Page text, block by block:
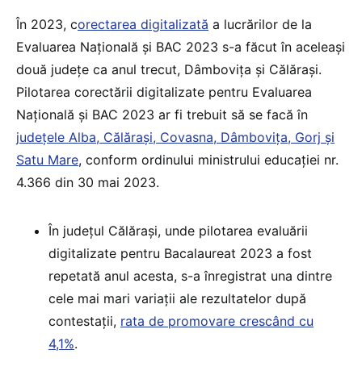
În 2023, corectarea digitalizată a lucrărilor de la
Evaluarea Națională și BAC 2023 s-a făcut în aceleași
două județe ca anul trecut, Dâmbovița și Călărași.
Pilotarea corectării digitalizate pentru Evaluarea
Națională și BAC 2023 ar fi trebuit să se facă în
județele Alba, Călărași, Covasna, Dâmbovița, Gorj și
Satu Mare, conform ordinului ministrului educației nr.
4.366 din 30 mai 2023.
În județul Călărași, unde pilotarea evaluării
digitalizate pentru Bacalaureat 2023 a fost
repetată anul acesta, s-a înregistrat una dintre
cele mai mari variații ale rezultatelor după
contestații, rata de promovare crescând cu
4,1%.